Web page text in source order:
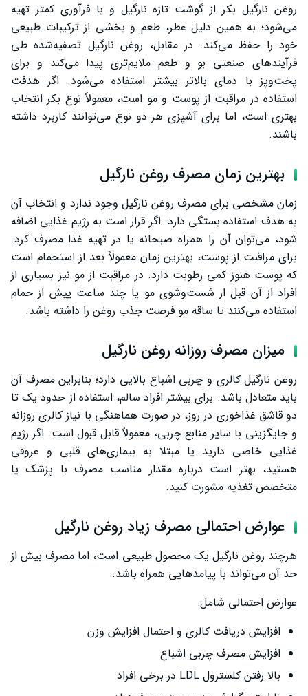
روغن نارگیل بکر از گوشت تازه نارگیل و با فرآوری کمتر تهیه
می‌شود؛ به همین دلیل عطر، طعم و بخشی از ترکیبات طبیعی
خود را حفظ می‌کند. در مقابل، روغن نارگیل تصفیه‌شده طی
فرآیندهای صنعتی بو و طعم ملایم‌تری پیدا می‌کند و برای
پخت‌وپز با دمای بالاتر بیشتر استفاده می‌شود. اگر هدفت
استفاده در مراقبت از پوست و مو است، معمولاً نوع بکر انتخاب
بهتری است، اما برای آشپزی هر دو نوع می‌توانند کاربرد داشته
باشند.
بهترین زمان مصرف روغن نارگیل
زمان مشخصی برای مصرف روغن نارگیل وجود ندارد و انتخاب آن
به هدف استفاده بستگی دارد. اگر قرار است به رژیم غذایی اضافه
شود، می‌توان آن را همراه صبحانه یا در تهیه غذا مصرف کرد.
برای مراقبت از پوست، بهترین زمان معمولاً بعد از استحمام است
که پوست هنوز کمی رطوبت دارد. در مراقبت از مو نیز بسیاری از
افراد از آن قبل از شست‌وشوی مو یا چند ساعت پیش از حمام
استفاده می‌کنند تا ساقه مو فرصت جذب روغن را داشته باشد.
میزان مصرف روزانه روغن نارگیل
روغن نارگیل کالری و چربی اشباع بالایی دارد؛ بنابراین مصرف آن
باید متعادل باشد. برای بیشتر افراد سالم، استفاده از حدود یک تا
دو قاشق غذاخوری در روز، در صورت هماهنگی با نیاز کالری روزانه
و جایگزینی با سایر منابع چربی، معمولاً قابل قبول است. اگر رژیم
غذایی خاصی دارید یا مبتلا به بیماری‌های قلبی و عروقی
هستید، بهتر است درباره مقدار مناسب مصرف با پزشک یا
متخصص تغذیه مشورت کنید.
عوارض احتمالی مصرف زیاد روغن نارگیل
هرچند روغن نارگیل یک محصول طبیعی است، اما مصرف بیش از
حد آن می‌تواند با پیامدهایی همراه باشد.
عوارض احتمالی شامل:
افزایش دریافت کالری و احتمال افزایش وزن
افزایش مصرف چربی اشباع
بالا رفتن کلسترول LDL در برخی افراد